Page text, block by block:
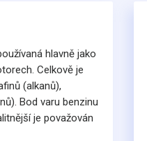
hlavně jako
Celkově je
(alkanů),
Bod varu benzinu
je považován